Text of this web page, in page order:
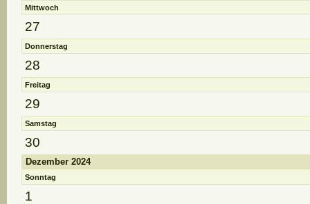
Mittwoch
27
Donnerstag
28
Freitag
29
Samstag
30
Dezember 2024
Sonntag
1